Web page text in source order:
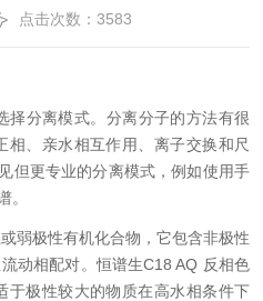
点击次数：3583
择分离模式。分离分子的方法有很
相、亲水相互作用、离子交换和尺
但更专业的分离模式，例如使用手
。
弱极性有机化合物，它包含非极性
动相配对。恒谱生C18 AQ 反相色
于极性较大的物质在高水相条件下